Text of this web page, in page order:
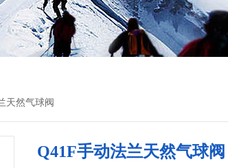
天然气球阀
Q41F手动法兰天然气球阀